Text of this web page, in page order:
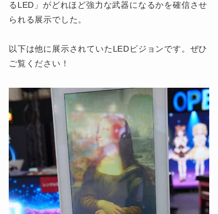
るLED」がどれほど強力な武器になるかを確信させ
られる展示でした。
以下は他に展示されていたLEDビジョンです。ぜひ
ご覧ください！